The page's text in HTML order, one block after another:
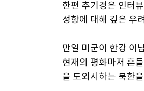
한편 추기경은 인터
성향에 대해 깊은 우
만일 미군이 한강 이
현재의 평화마저 흔
을 도외시하는 북한